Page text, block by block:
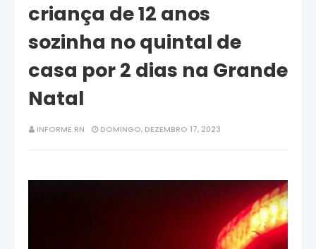
criança de 12 anos
sozinha no quintal de
casa por 2 dias na Grande
Natal
INFORME RN DOMINGO, DEZEMBRO 17, 2023